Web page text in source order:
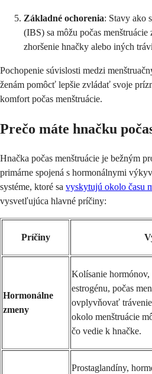
Základné ochorenia: Stavy ako
(IBS) sa môžu počas
zhoršenie hnačky alebo iných
Pochopenie súvislosti medzi
ženám pomôcť lepšie zvládať svoje
komfort počas menštruácie.
Prečo máte hnačku
Hnačka počas menštruácie je bežným
primárne spojená s hormonálnymi
systéme, ktoré sa vyskytujú okolo času
vysvetľujúca hlavné príčiny:
Príčiny
Hormonálne
zmeny
Kolísanie hormónov,
estrogénu, počas
ovplyvňovať
okolo menštruácie
čo vedie k hnačke.
Prostaglandíny,